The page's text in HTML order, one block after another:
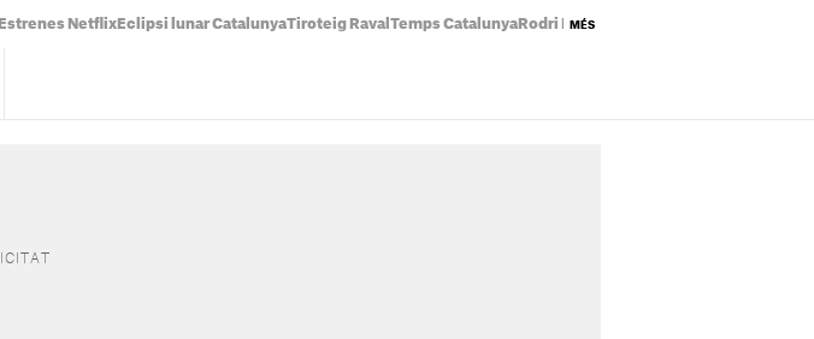
Estrenes Netflix Eclipsi lunar CatalunyaTiroteig Raval Temps Catalunya Rodri Barça
MÉS